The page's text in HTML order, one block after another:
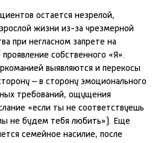
остается незрелой,
жизни из-за чрезмерной
при негласном запрете на
собственного «Я».
выявляются и перекосы
– в сторону эмоционального
требований, ощущения
«если ты не соответствуешь
не будем тебя любить»). Еще
семейное насилие, после